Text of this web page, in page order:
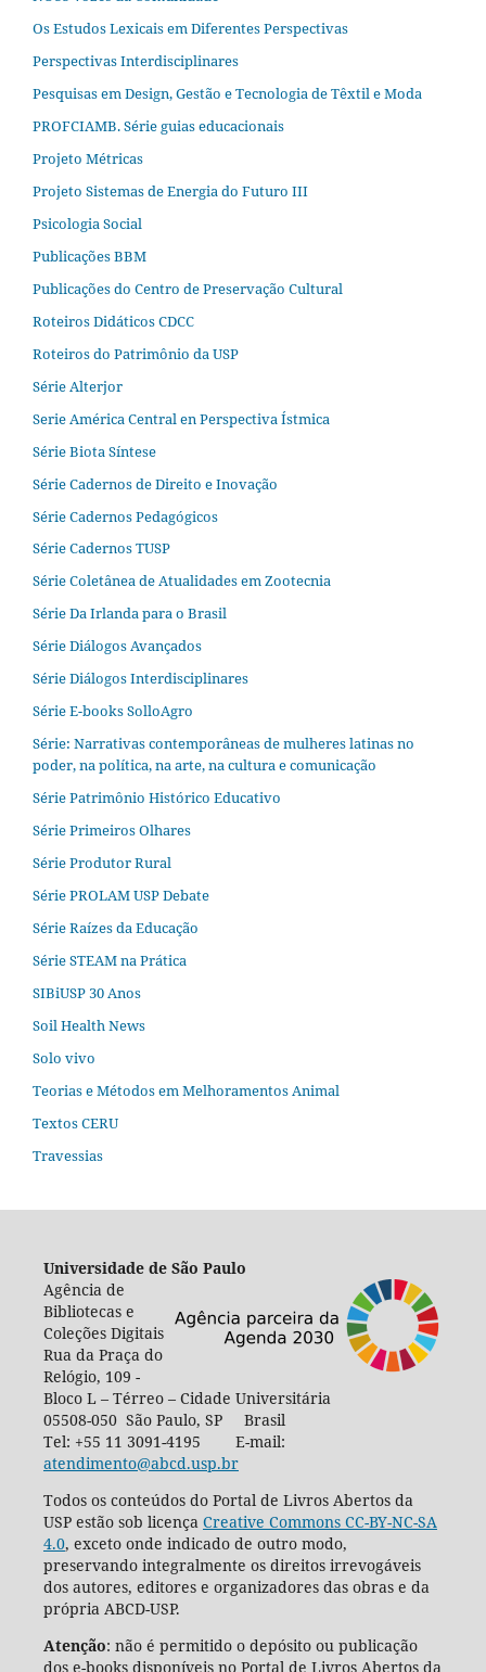
Os Estudos Lexicais em Diferentes Perspectivas
Perspectivas Interdisciplinares
Pesquisas em Design, Gestão e Tecnologia de Têxtil e Moda
PROFCIAMB. Série guias educacionais
Projeto Métricas
Projeto Sistemas de Energia do Futuro III
Psicologia Social
Publicações BBM
Publicações do Centro de Preservação Cultural
Roteiros Didáticos CDCC
Roteiros do Patrimônio da USP
Série Alterjor
Serie América Central en Perspectiva Ístmica
Série Biota Síntese
Série Cadernos de Direito e Inovação
Série Cadernos Pedagógicos
Série Cadernos TUSP
Série Coletânea de Atualidades em Zootecnia
Série Da Irlanda para o Brasil
Série Diálogos Avançados
Série Diálogos Interdisciplinares
Série E-books SolloAgro
Série: Narrativas contemporâneas de mulheres latinas no
poder, na política, na arte, na cultura e comunicação
Série Patrimônio Histórico Educativo
Série Primeiros Olhares
Série Produtor Rural
Série PROLAM USP Debate
Série Raízes da Educação
Série STEAM na Prática
SIBiUSP 30 Anos
Soil Health News
Solo vivo
Teorias e Métodos em Melhoramentos Animal
Textos CERU
Travessias
Universidade de São Paulo
Agência de
Bibliotecas e
Coleções Digitais
Rua da Praça do
Relógio, 109 -
Bloco L – Térreo – Cidade Universitária
05508-050 São Paulo, SP Brasil
Tel: +55 11 3091-4195 E-mail:
atendimento@abcd.usp.br
Todos os conteúdos do Portal de Livros Abertos da
USP estão sob licença Creative Commons CC-BY-NC-SA
4.0, exceto onde indicado de outro modo,
preservando integralmente os direitos irrevogáveis
dos autores, editores e organizadores das obras e da
própria ABCD-USP.
Atenção: não é permitido o depósito ou publicação
dos e-books disponíveis no Portal de Livros Abertos da